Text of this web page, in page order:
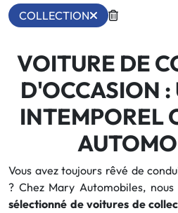
COLLECTION
VOITURE DE
D'OCCASION :
INTEMPOREL
Vous avez toujours rêvé de
? Chez Mary Automobiles,
sélectionné de voitures de